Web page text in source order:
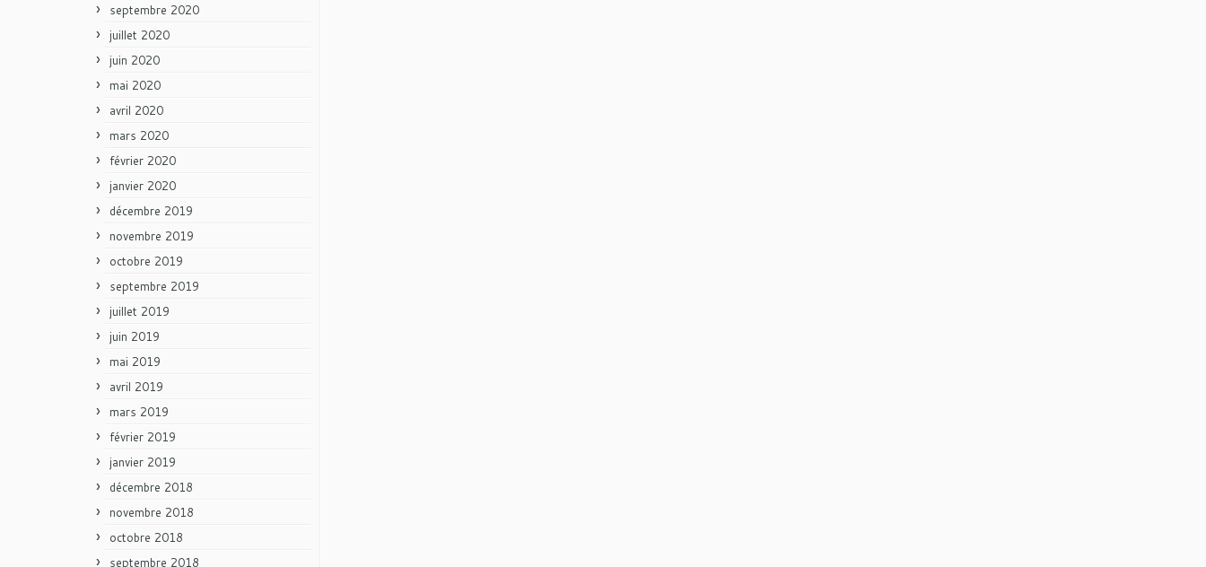
septembre 2020
juillet 2020
juin 2020
mai 2020
avril 2020
mars 2020
février 2020
janvier 2020
décembre 2019
novembre 2019
octobre 2019
septembre 2019
juillet 2019
juin 2019
mai 2019
avril 2019
mars 2019
février 2019
janvier 2019
décembre 2018
novembre 2018
octobre 2018
septembre 2018